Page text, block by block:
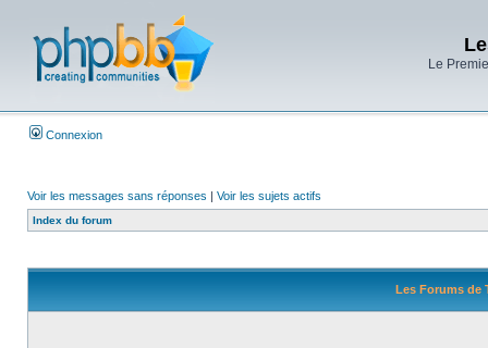
Le
Connexion
Voir les messages sans réponses | Voir les sujets actifs
Index du forum
Les Forums de